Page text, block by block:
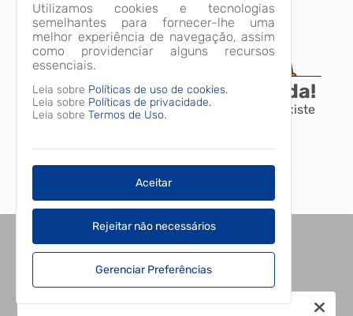
A página não foi encontrada!
Desculpe, a página que você procura não existe
ou está em manutenção.
Voltar para o início
Utilizamos cookies e tecnologias
semelhantes para fornecer-lhe uma
melhor experiência de navegação, assim
como providenciar alguns recursos
essenciais.
Leia sobre Políticas de uso de cookies.
Leia sobre Políticas de privacidade.
Leia sobre Termos de Uso.
Aceitar
Rejeitar não necessários
Gerenciar Preferências